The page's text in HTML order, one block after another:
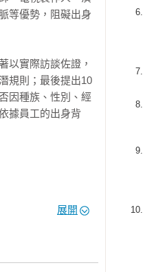
等優勢，阻礙出身
以實際訪談佐證，
規則；最後提出10
因種族、性別、經
據員工的出身背
展開